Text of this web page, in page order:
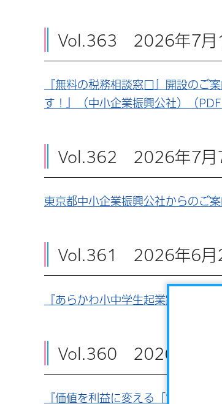
Vol.363 2026年7月
『無料の税務相談窓口』開設のご
す！』（中小企業振興公社）（PDF
Vol.362 2026年7月
東京都中小企業振興公社からのご
Vol.361 2026年6月
『あらかわ小中学生起業家育成ワ
Vol.360 2026年6月
『価値を利益に変える「“事例で